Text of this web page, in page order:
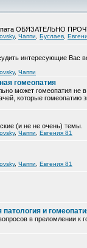
ОБЯЗАТЕЛЬНО
, Чаппи Буслаев
интересующие Вас
, Чаппи
гомеопатия
может гомеопатия не
которые гомеопатию
(и не не очень) темы.
, Чаппи Евгения 81
, Чаппи Евгения 81
и
в преломлении к